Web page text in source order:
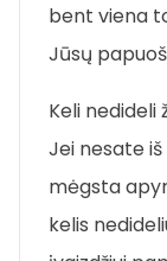
bent viena
Jūsų
Keli nedideli
Jei nesate
mėgsta
kelis